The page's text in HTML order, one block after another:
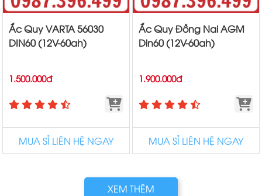
Ắc Quy VARTA 56030
DIN60 (12V-60ah)
1.500.000đ
MUA SỈ LIÊN HỆ NGAY
Ắc Quy Đồng Nai AGM
Din60 (12V-60ah)
1.900.000đ
MUA SỈ LIÊN HỆ NGAY
XEM THÊM